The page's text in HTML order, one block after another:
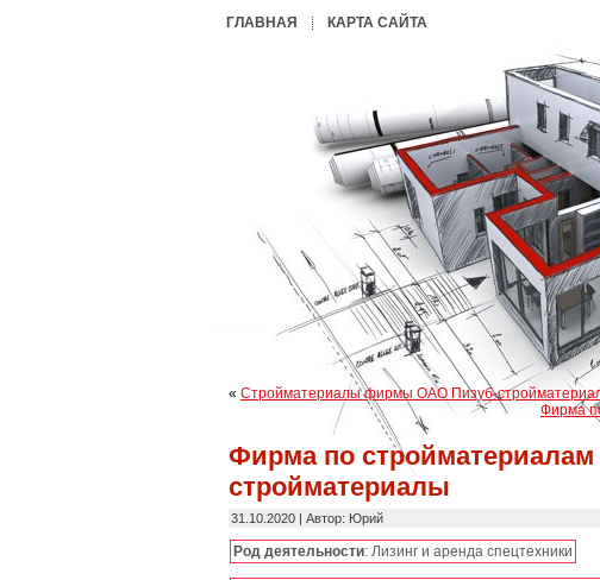
ГЛАВНАЯ КАРТА САЙТА
« Стройматериалы фирмы ОАО Пизуб-
Фирма
Фирма по
стройматериалы
31.10.2020 | Автор: Юрий
Род деятельности: Лизинг и аренда спецтехники